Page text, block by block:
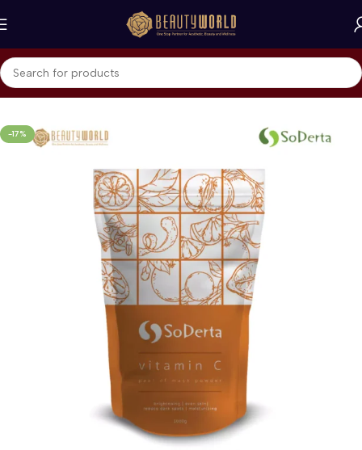
Beranda Soderta Brightening & Anti-Aging
-17%